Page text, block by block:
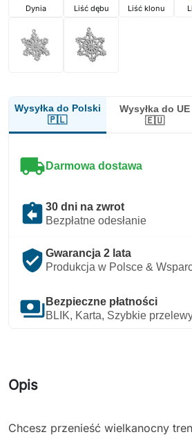
Dynia Liść dębu Liść klonu
Wysyłka do Polski
🇵🇱
Wysyłka do UE
🇪🇺
local_shipping Darmowa dostawa
assignment_return 30 dni na zwrot
Bezpłatne odesłanie
verified_user Gwarancja 2 lata
Produkcja w Polsce &
payments Bezpieczne płatności
BLIK, Karta, Szybkie
Opis
Chcesz przenieść wielkanocny